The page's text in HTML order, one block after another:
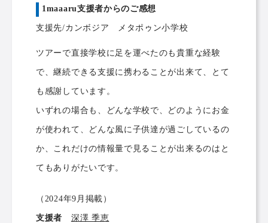
1maaaru支援者からのご感想
支援先/カンボジア メタポゥン小学校
ツアーで直接学校に足を運べたのも貴重な経験
で、継続できる支援に携わることが出来て、とて
も感謝しています。
いずれの場合も、どんな学校で、どのようにお金
が使われて、どんな風に子供達が過ごしているの
か、これだけの情報量で見ることが出来るのはと
てもありがたいです。
（2024年9月掲載）
支援者 深澤 季恵